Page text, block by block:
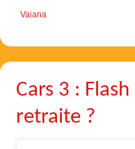
Vaiana
Cars 3 :
retraite ?